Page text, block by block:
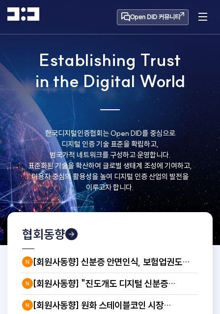
Open DID 커뮤니티
Establishing Trust
in the Digital World
한국디지털인증협회는 Open DID를 중심으로
디지털 인증 기술 표준을 확립하고,
범국가적 네트워크를 구성하고 운영합니다.
표준화된 기술을 확산하여 글로벌 생태계 조성에 기여하고,
이용자 중심의 활용성을 높여 디지털 인증 산업의 발전을
이루고자 합니다.
협회동향
N
[회원사동향] 신분증 안면인식, 보험업권도
뚫었다…삼성생명 첫 참여로 금융권 전반 확대
N
[회원사동향] "진도개도 디지털 신분증
만든다"…라온시큐어, 블록체인 기반 혈통관리
체계 구축
N
[회원사동향] 원화 스테이블코인 시장